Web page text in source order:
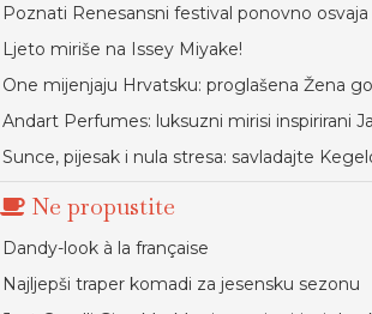
Poznati Renesansni festival ponovno
Ljeto miriše na Issey Miyake!
One mijenjaju Hrvatsku: proglašena Žena
Andart Perfumes: luksuzni mirisi inspirirani
Sunce, pijesak i nula stresa: savladajte
Ne propustite
Dandy-look à la française
Najljepši traper komadi za jesensku sezonu